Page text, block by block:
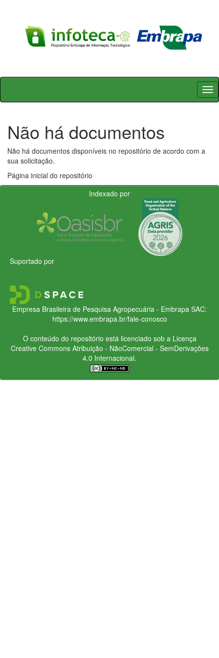
Skip
Não há documentos
Não há documentos disponíveis no repositório de acordo com a
sua solicitação.
Página inicial do repositório
Indexado por
Suportado por
Empresa Brasileira de Pesquisa Agropecuária - Embrapa SAC:
https://www.embrapa.br/fale-conosco
O conteúdo do repositório está licenciado sob a Licença
Creative CommonsAtribuição - NãoComercial - SemDerivações
4.0 Internacional.